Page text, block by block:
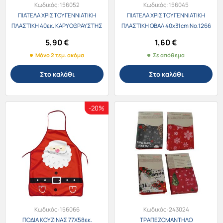
Κωδικός:156052
ΠΙΑΤΕΛΑ ΧΡΙΣΤΟΥΓΕΝΝΙΑΤΙΚΗ
ΠΛΑΣΤΙΚΗ 40εκ. ΚΑΡΥΟΘΡΑΥΣΤΗΣ
5,90€
Μόνο 2 τεμ. ακόμα
Στο καλάθι
Κωδικός:156045
ΠΙΑΤΕΛΑ ΧΡΙΣΤΟΥΓΕΝΝΙΑΤΙΚΗ
ΠΛΑΣΤΙΚΗ ΟΒΑΛ 40x31cm Νο.1266
1,60€
Σε απόθεμα
Στο καλάθι
-20%
Κωδικός:156066
ΠΟΔΙΑ ΚΟΥΖΙΝΑΣ 77Χ58εκ.
Κωδικός:243024
ΤΡΑΠΕΖΟΜΑΝΤΗΛΟ